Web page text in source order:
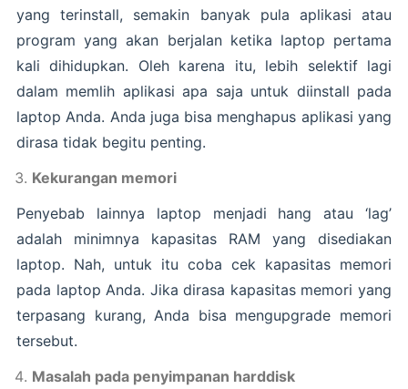
yang terinstall, semakin banyak pula aplikasi atau
program yang akan berjalan ketika laptop pertama
kali dihidupkan. Oleh karena itu, lebih selektif lagi
dalam memlih aplikasi apa saja untuk diinstall pada
laptop Anda. Anda juga bisa menghapus aplikasi yang
dirasa tidak begitu penting.
Kekurangan memori
Penyebab lainnya laptop menjadi hang atau ‘lag’
adalah minimnya kapasitas RAM yang disediakan
laptop. Nah, untuk itu coba cek kapasitas memori
pada laptop Anda. Jika dirasa kapasitas memori yang
terpasang kurang, Anda bisa mengupgrade memori
tersebut.
Masalah pada penyimpanan harddisk